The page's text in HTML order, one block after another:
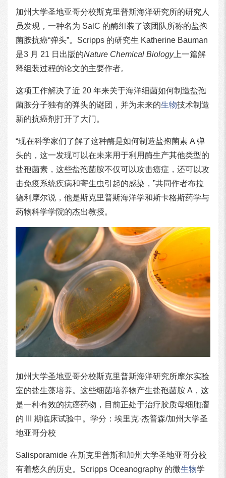
加州大学圣地亚哥分校斯克里普斯海洋研究所的研究人
员发现，一种名为 SalC 的酶组装了该团队所称的盐孢
菌胺抗癌“弹头”。Scripps 的研究生 Katherine Bauman
是3 月 21 日出版的Nature Chemical Biology上一篇解
释组装过程的论文的主要作者。
这项工作解决了近 20 年来关于海洋细菌如何制造盐孢
菌胺分子独有的弹头的谜团，并为未来的生物技术制造
新的抗癌剂打开了大门。
“现在科学家们了解了这种酶是如何制造盐孢菌素 A 弹
头的，这一发现可以在未来用于利用酶生产其他类型的
盐孢菌素，这些盐孢菌胺不仅可以攻击癌症，还可以攻
击免疫系统疾病和寄生虫引起的感染，”共同作者布拉
德利摩尔说，他是斯克里普斯海洋学和斯卡格斯药学与
药物科学学院的杰出教授。
加州大学圣地亚哥分校斯克里普斯海洋研究所摩尔实验
室的盐生藻培养。这些细菌培养物产生盐孢菌胺 A，这
是一种有效的抗癌药物，目前正处于治疗胶质母细胞瘤
的 III 期临床试验中。学分：埃里克·杰普森/加州大学圣
地亚哥分校
Salisporamide 在斯克里普斯和加州大学圣地亚哥分校
有着悠久的历史。Scripps Oceanography 的微生物学